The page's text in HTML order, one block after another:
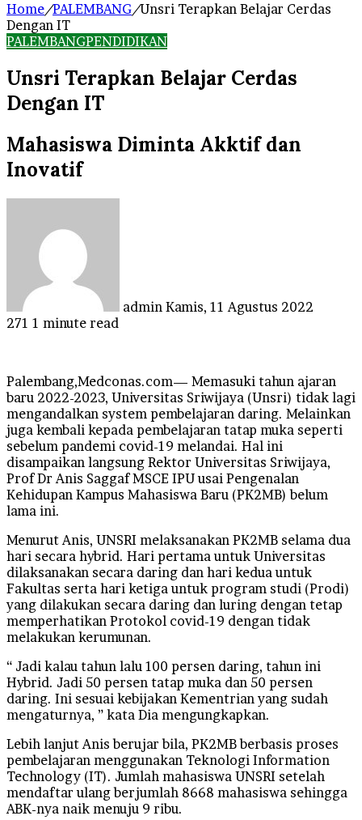
Home/PALEMBANG/Unsri Terapkan Belajar Cerdas
Dengan IT
PALEMBANGPENDIDIKAN
Unsri Terapkan Belajar Cerdas
Dengan IT
Mahasiswa Diminta Akktif dan
Inovatif
admin Kamis, 11 Agustus 2022
271 1 minute read
Palembang,Medconas.com— Memasuki tahun ajaran
baru 2022-2023, Universitas Sriwijaya (Unsri) tidak lagi
mengandalkan system pembelajaran daring. Melainkan
juga kembali kepada pembelajaran tatap muka seperti
sebelum pandemi covid-19 melandai. Hal ini
disampaikan langsung Rektor Universitas Sriwijaya,
Prof Dr Anis Saggaf MSCE IPU usai Pengenalan
Kehidupan Kampus Mahasiswa Baru (PK2MB) belum
lama ini.
Menurut Anis, UNSRI melaksanakan PK2MB selama dua
hari secara hybrid. Hari pertama untuk Universitas
dilaksanakan secara daring dan hari kedua untuk
Fakultas serta hari ketiga untuk program studi (Prodi)
yang dilakukan secara daring dan luring dengan tetap
memperhatikan Protokol covid-19 dengan tidak
melakukan kerumunan.
“ Jadi kalau tahun lalu 100 persen daring, tahun ini
Hybrid. Jadi 50 persen tatap muka dan 50 persen
daring. Ini sesuai kebijakan Kementrian yang sudah
mengaturnya, ” kata Dia mengungkapkan.
Lebih lanjut Anis berujar bila, PK2MB berbasis proses
pembelajaran menggunakan Teknologi Information
Technology (IT). Jumlah mahasiswa UNSRI setelah
mendaftar ulang berjumlah 8668 mahasiswa sehingga
ABK-nya naik menuju 9 ribu.